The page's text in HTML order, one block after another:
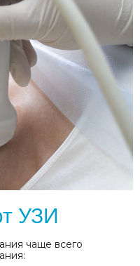
УЗИ
чаще всего